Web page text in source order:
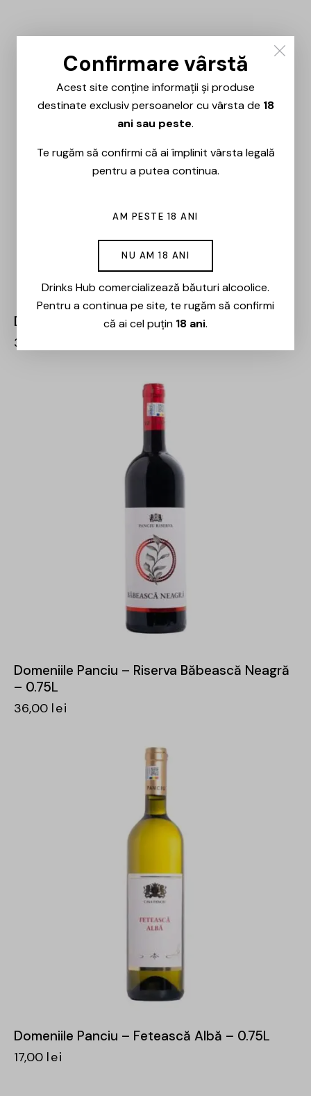
Doemniile Panciu – Riserva Rose – 0.75L
35,00
Domeniile Panciu – Riserva Băbească Neagră
– 0.75L
36,00 lei
Domeniile Panciu – Fetească Albă – 0.75L
17,00 lei
Confirmare vârstă
Acest site conține informații și produse
destinate exclusiv persoanelor cu vârsta de 18
ani sau peste.
Te rugăm să confirmi că ai împlinit vârsta legală
pentru a putea continua.
AM PESTE 18 ANI
NU AM 18 ANI
Drinks Hub comercializează băuturi alcoolice.
Pentru a continua pe site, te rugăm să confirmi
că ai cel puțin 18 ani.